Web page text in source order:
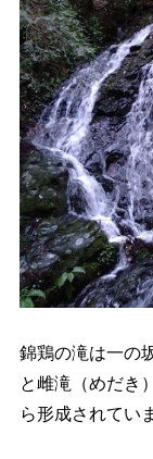
錦鶏の滝は一の
と雌滝（めだき
ら形成されてい